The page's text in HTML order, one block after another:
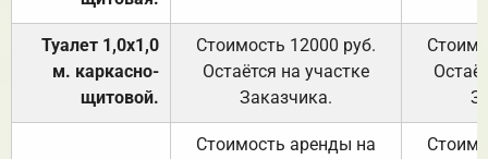
Туалет 1,0х1,0
м. каркасно-
щитовой.
Стоимость 12000 руб.
Остаётся на участке
Заказчика.
Стоимость аренды на